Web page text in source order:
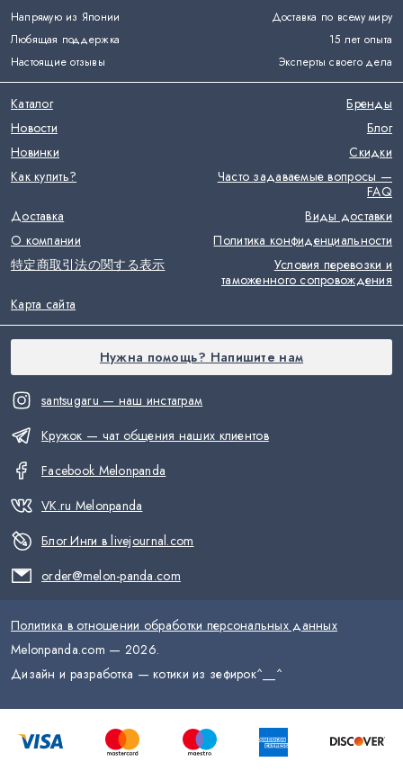
Напрямую из Японии
Доставка по всему миру
Любящая поддержка
15 лет опыта
Настоящие отзывы
Эксперты своего дела
santsugaru — наш инстаграм
Кружок — чат общения наших клиентов
Facebook Melonpanda
VK.ru Melonpanda
Блог Инги в livejournal.com
order@melon-panda.com
Каталог
Бренды
Новости
Блог
Новинки
Скидки
Как купить?
Часто задаваемые вопросы —
FAQ
Доставка
Виды доставки
О компании
Политика конфиденциальности
特定商取引法の関する表示
Условия перевозки и
таможенного сопровождения
Карта сайта
Нужна помощь? Напишите нам
Политика в отношении обработки персональных данных
Melonpanda.com — 2026.
Дизайн и разработка — котики из зефирок^__^